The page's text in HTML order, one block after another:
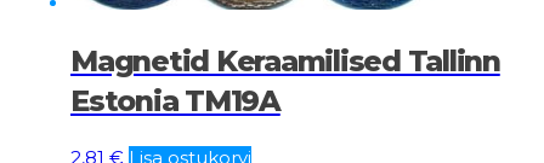
Magnetid Keraamilised Tallinn
Estonia TM19A
2,81 € Lisa ostukorvi